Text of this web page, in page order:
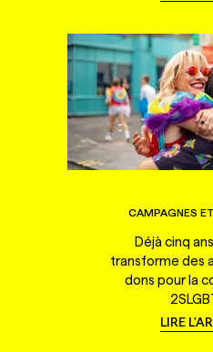
CAMPAGNES
Déjà cinq
transforme des
dons pour la
LIRE